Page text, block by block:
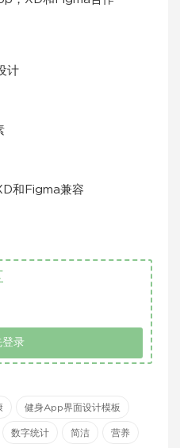
计
和Figma兼容
登录
健身App界面设计模板
数字统计 简洁 营养